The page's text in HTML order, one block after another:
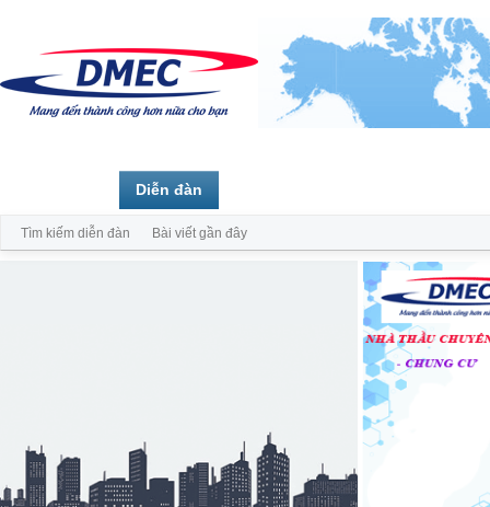
Diễn đàn
Tìm kiếm diễn đàn Bài viết gần đây